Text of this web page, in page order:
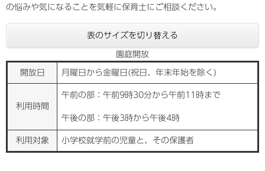
の悩みや気になることを気軽に保育士にご相談ください。
表のサイズを切り替える
園庭開放
開放日 月曜日から金曜日(祝日、年末年始を除く)
利用時間
午前の部：午前9時30分から午前11時まで
午後の部：午後3時から午後4時
利用対象 小学校就学前の児童と、その保護者